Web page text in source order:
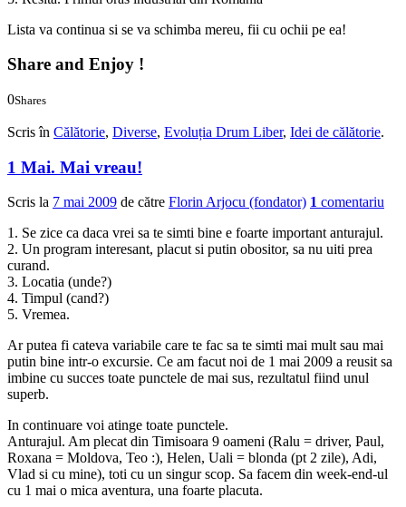
Lista va continua si se va schimba mereu, fii cu ochii pe ea!
Share and Enjoy !
0Shares
Scris în Călătorie, Diverse, Evoluția Drum Liber, Idei de călătorie.
1 Mai. Mai vreau!
Scris la 7 mai 2009 de către Florin Arjocu (fondator) 1 comentariu
1. Se zice ca daca vrei sa te simti bine e foarte important anturajul.
2. Un program interesant, placut si putin obositor, sa nu uiti prea
curand.
3. Locatia (unde?)
4. Timpul (cand?)
5. Vremea.
Ar putea fi cateva variabile care te fac sa te simti mai mult sau mai
putin bine intr-o excursie. Ce am facut noi de 1 mai 2009 a reusit sa
imbine cu succes toate punctele de mai sus, rezultatul fiind unul
superb.
In continuare voi atinge toate punctele.
Anturajul. Am plecat din Timisoara 9 oameni (Ralu = driver, Paul,
Roxana = Moldova, Teo :), Helen, Uali = blonda (pt 2 zile), Adi,
Vlad si cu mine), toti cu un singur scop. Sa facem din week-end-ul
cu 1 mai o mica aventura, una foarte placuta.